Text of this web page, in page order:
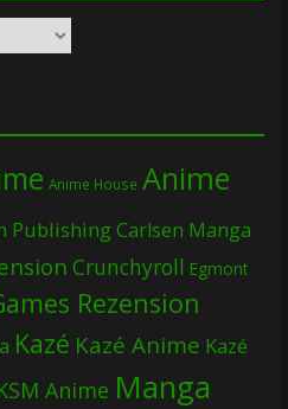
Anime House Anime
PublishingCarlsen Manga
Crunchyroll Egmont
Rezension
Kazé Kazé Anime Kazé
Anime Manga